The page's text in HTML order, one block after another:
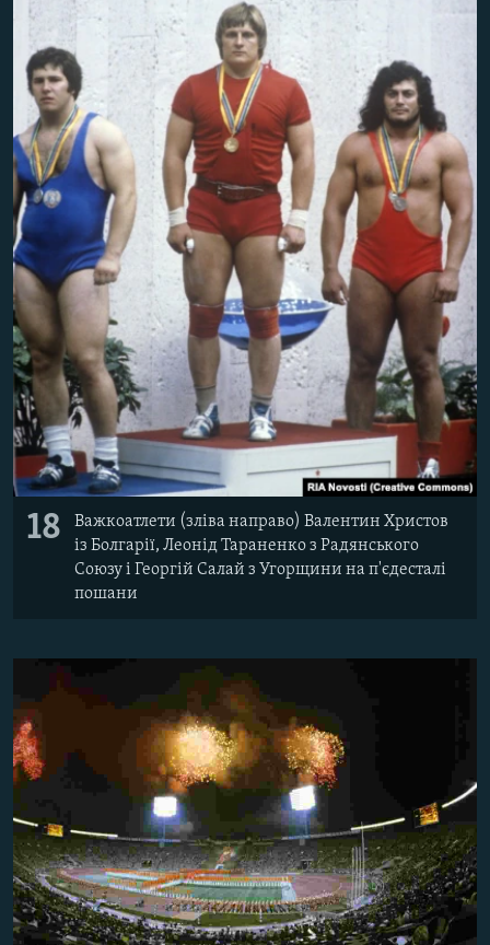
18
Важкоатлети (зліва направо) Валентин Христов
із Болгарії, Леонід Тараненко з Радянського
Союзу і Георгій Салай з Угорщини на п'єдесталі
пошани